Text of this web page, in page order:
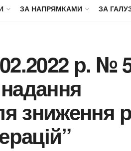
ЗА НАПРЯМКАМИ ЗА
р. №
зниження